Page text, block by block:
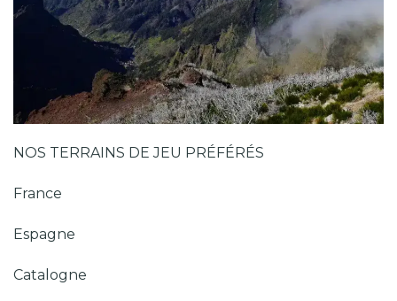
NOS TERRAINS DE JEU PRÉFÉRÉS
France
Espagne
Catalogne